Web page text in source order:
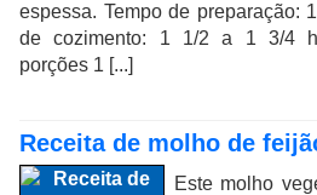
espessa. Tempo de preparação:
de cozimento: 1 1/2 a 1 3/4
porções 1 [...]
Receita de molho de
Este molho